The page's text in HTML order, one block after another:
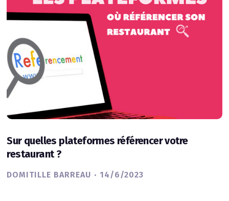
Sur quelles plateformes référencer votre
restaurant ?
DOMITILLE BARREAU · 14/6/2023